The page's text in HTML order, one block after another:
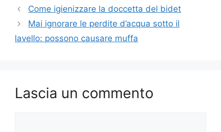
Come igienizzare la doccetta del bidet
Mai ignorare le perdite d’acqua sotto il
lavello: possono causare muffa
Lascia un commento